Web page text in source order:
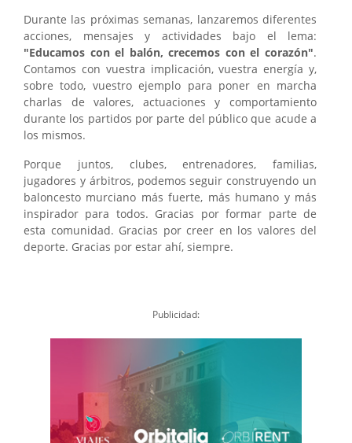
Durante las próximas semanas, lanzaremos diferentes
acciones, mensajes y actividades bajo el lema:
"Educamos con el balón, crecemos con el corazón".
Contamos con vuestra implicación, vuestra energía y,
sobre todo, vuestro ejemplo para poner en marcha
charlas de valores, actuaciones y comportamiento
durante los partidos por parte del público que acude a
los mismos.
Porque juntos, clubes, entrenadores, familias,
jugadores y árbitros, podemos seguir construyendo un
baloncesto murciano más fuerte, más humano y más
inspirador para todos. Gracias por formar parte de
esta comunidad. Gracias por creer en los valores del
deporte. Gracias por estar ahí, siempre.
Publicidad: